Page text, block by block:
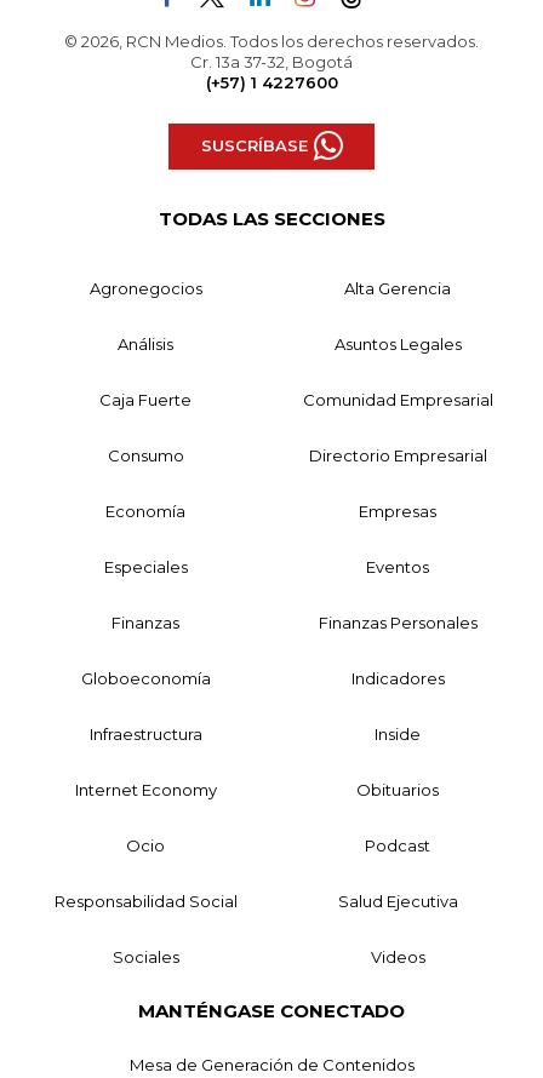
© 2026, RCN Medios. Todos los derechos reservados.
Cr. 13a 37-32, Bogotá
(+57) 1 4227600
SUSCRÍBASE
TODAS LAS SECCIONES
Agronegocios Alta Gerencia
Análisis Asuntos Legales
Caja Fuerte Comunidad Empresarial
Consumo Directorio Empresarial
Economía Empresas
Especiales Eventos
Finanzas Finanzas Personales
Globoeconomía Indicadores
Infraestructura Inside
Internet Economy Obituarios
Ocio Podcast
Responsabilidad Social Salud Ejecutiva
Sociales Videos
MANTÉNGASE CONECTADO
Mesa de Generación de Contenidos